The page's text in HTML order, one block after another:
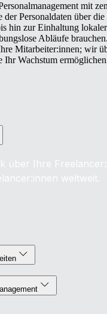
mit
Personaldaten über die
hin zur Einhaltung
Abläufe
Mitarbeiter:innen; wir
Ihr Wachstum
über Ihre
weltweit.